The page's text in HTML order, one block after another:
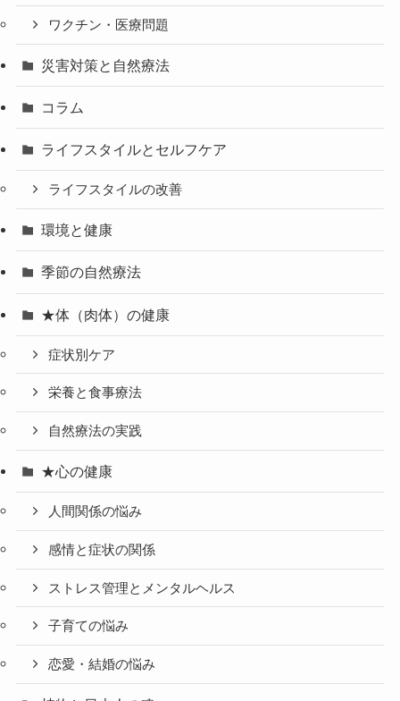
ワクチン・医療問題
災害対策と自然療法
コラム
ライフスタイルとセルフケア
ライフスタイルの改善
環境と健康
季節の自然療法
★体（肉体）の健康
症状別ケア
栄養と食事療法
自然療法の実践
★心の健康
人間関係の悩み
感情と症状の関係
ストレス管理とメンタルヘルス
子育ての悩み
恋愛・結婚の悩み